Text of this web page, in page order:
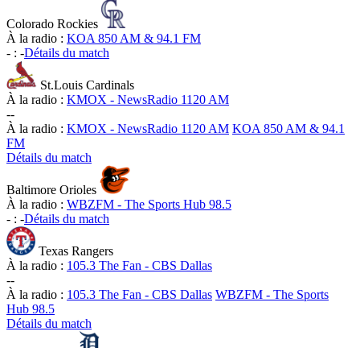
Colorado Rockies
À la radio : KOA 850 AM & 94.1 FM
- : -Détails du match
St.Louis Cardinals
À la radio : KMOX - NewsRadio 1120 AM
--
À la radio : KMOX - NewsRadio 1120 AM KOA 850 AM & 94.1
FM
Détails du match
Baltimore Orioles
À la radio : WBZFM - The Sports Hub 98.5
- : -Détails du match
Texas Rangers
À la radio : 105.3 The Fan - CBS Dallas
--
À la radio : 105.3 The Fan - CBS Dallas WBZFM - The Sports
Hub 98.5
Détails du match